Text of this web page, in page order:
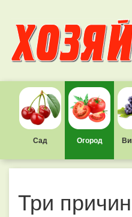
Сад Огород
Три